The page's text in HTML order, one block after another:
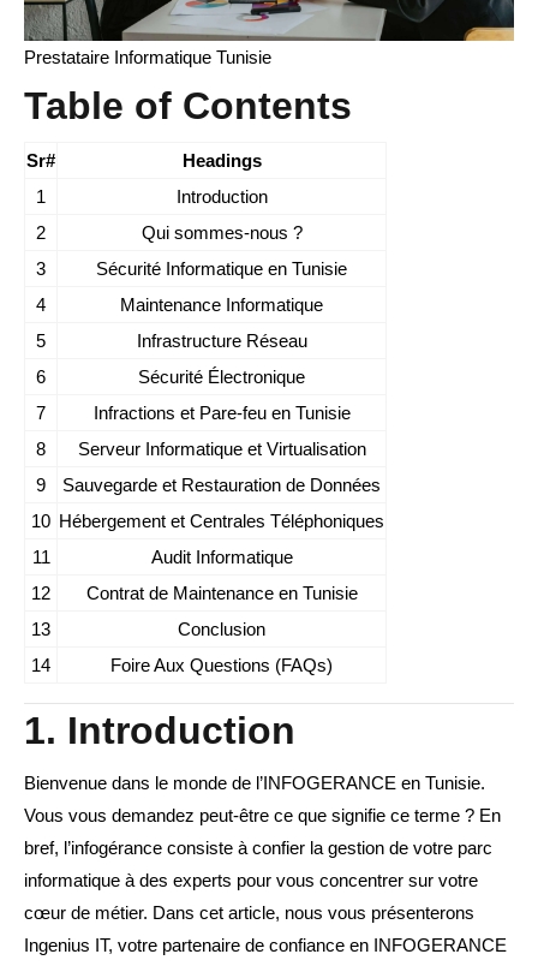
Prestataire Informatique Tunisie
Table of Contents
Sr#
Headings
1
Introduction
2
Qui sommes-nous ?
3
Sécurité Informatique en Tunisie
4
Maintenance Informatique
5
Infrastructure Réseau
6
Sécurité Électronique
7
Infractions et Pare-feu en Tunisie
8
Serveur Informatique et Virtualisation
9
Sauvegarde et Restauration de Données
10 Hébergement et Centrales Téléphoniques
11
Audit Informatique
12
Contrat de Maintenance en Tunisie
13
Conclusion
14
Foire Aux Questions (FAQs)
1. Introduction
Bienvenue dans le monde de l’INFOGERANCE en Tunisie.
Vous vous demandez peut-être ce que signifie ce terme ? En
bref, l’infogérance consiste à confier la gestion de votre parc
informatique à des experts pour vous concentrer sur votre
cœur de métier. Dans cet article, nous vous présenterons
Ingenius IT, votre partenaire de confiance en INFOGERANCE